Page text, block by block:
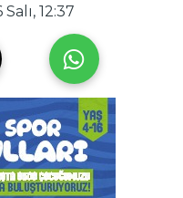
12:37